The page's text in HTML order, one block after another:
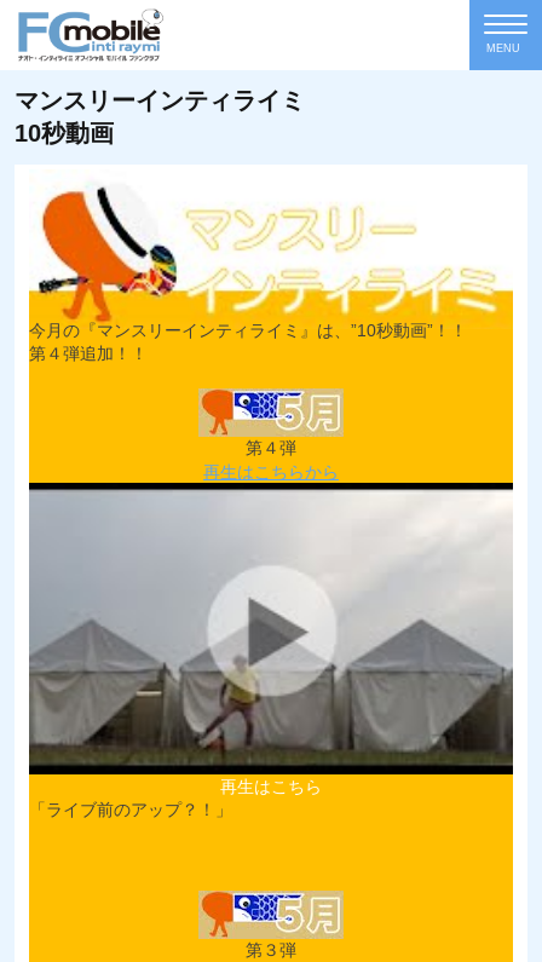
MENU
マンスリーインティライミ
10秒動画
今月の『マンスリーインティライミ』は、”10秒動画”！！
第４弾追加！！
第４弾
再生はこちらから
再生はこちら
「ライブ前のアップ？！」
第３弾